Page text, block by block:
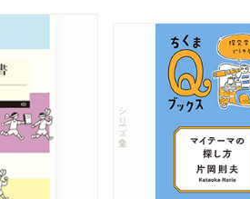
シリーズ・全集